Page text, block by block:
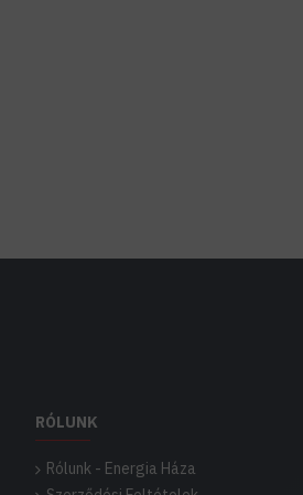
RÓLUNK
Rólunk - Energia Háza